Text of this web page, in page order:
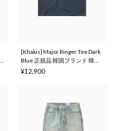
[Khakis] Major Ringer Tee Dark
Blue 正規品 韓国ブランド 韓国
ファッション 韓国代行 カーキ
¥12,900